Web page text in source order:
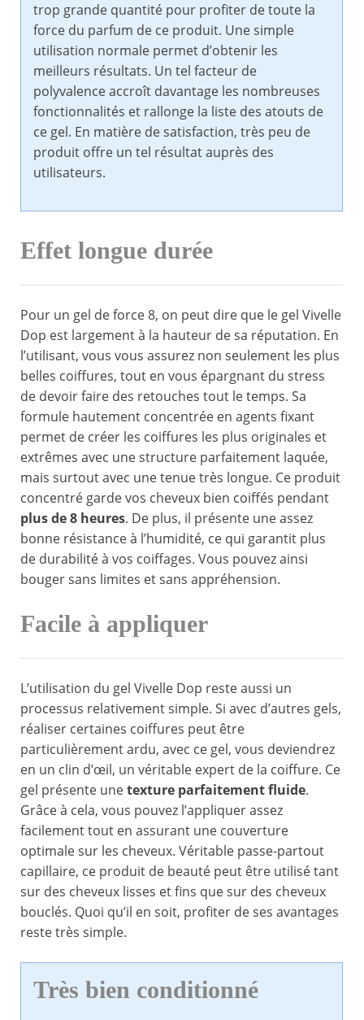
trop grande quantité pour profiter de toute la
force du parfum de ce produit. Une simple
utilisation normale permet d’obtenir les
meilleurs résultats. Un tel facteur de
polyvalence accroît davantage les nombreuses
fonctionnalités et rallonge la liste des atouts de
ce gel. En matière de satisfaction, très peu de
produit offre un tel résultat auprès des
utilisateurs.
Effet longue durée
Pour un gel de force 8, on peut dire que le gel Vivelle
Dop est largement à la hauteur de sa réputation. En
l’utilisant, vous vous assurez non seulement les plus
belles coiffures, tout en vous épargnant du stress
de devoir faire des retouches tout le temps. Sa
formule hautement concentrée en agents fixant
permet de créer les coiffures les plus originales et
extrêmes avec une structure parfaitement laquée,
mais surtout avec une tenue très longue. Ce produit
concentré garde vos cheveux bien coiffés pendant
plus de 8 heures. De plus, il présente une assez
bonne résistance à l’humidité, ce qui garantit plus
de durabilité à vos coiffages. Vous pouvez ainsi
bouger sans limites et sans appréhension.
Facile à appliquer
L’utilisation du gel Vivelle Dop reste aussi un
processus relativement simple. Si avec d’autres gels,
réaliser certaines coiffures peut être
particulièrement ardu, avec ce gel, vous deviendrez
en un clin d’œil, un véritable expert de la coiffure. Ce
gel présente unetexture parfaitement fluide.
Grâce à cela, vous pouvez l’appliquer assez
facilement tout en assurant une couverture
optimale sur les cheveux. Véritable passe-partout
capillaire, ce produit de beauté peut être utilisé tant
sur des cheveux lisses et fins que sur des cheveux
bouclés. Quoi qu’il en soit, profiter de ses avantages
reste très simple.
Très bien conditionné